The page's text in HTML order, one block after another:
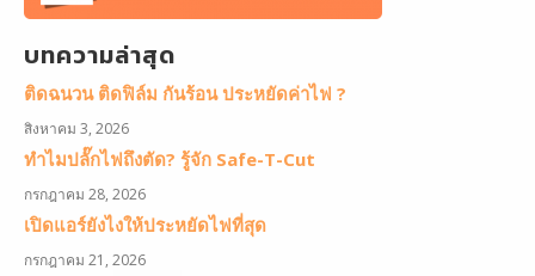
บทความล่าสุด
ติดฉนวน ติดฟิล์ม กันร้อน ประหยัดค่าไฟ ?
สิงหาคม 3, 2026
ทำไมปลั๊กไฟถึงตัด? รู้จัก Safe-T-Cut
กรกฎาคม 28, 2026
เปิดแอร์ยังไงให้ประหยัดไฟที่สุด
กรกฎาคม 21, 2026